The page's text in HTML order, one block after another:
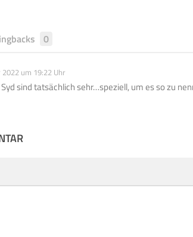
0
um 19:22 Uhr
sind tatsächlich sehr…speziell, um es so zu